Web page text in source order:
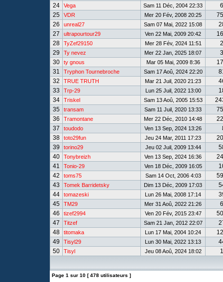
24
Vega Sam 11 Déc, 2004 22:33
25
VDR Mer 20 Fév, 2008 20:25
26
unreal27 Sam 07 Mai, 2022 15:08
27
ultrapourtour29 Ven 22 Mai, 2009 20:42
28
TyZef29150 Mer 28 Fév, 2024 11:51
29
Ty nevez Mer 22 Jan, 2025 18:07
30
ty gnous Mar 05 Mai, 2009 8:36
31
Tryphon Tournebroche Sam 17 Aoû, 2024 22:20
32
TRUE TRUTH Mar 21 Juil, 2020 21:23
33
Trp-29 Lun 25 Juil, 2022 13:00
34
Triskel Sam 13 Aoû, 2005 15:53
35
transam Sam 11 Juil, 2020 13:33
36
Tramontane Mer 22 Déc, 2010 14:48
37
toudodo Ven 13 Sep, 2024 13:26
38
toto29fun Jeu 24 Mar, 2011 17:23
39
torino29 Jeu 02 Juil, 2009 13:44
40
Tonybreizh Ven 13 Sep, 2024 16:36
41
Tonio-29 Ven 18 Déc, 2009 16:05
42
toms75 Sam 14 Oct, 2006 4:03
43
Tomek Barridetsky Dim 13 Déc, 2009 17:03
44
tomazeski Lun 26 Mai, 2008 17:14
45
TM29 Mer 31 Aoû, 2022 21:26
46
tizef2994 Ven 20 Fév, 2015 23:47
47
Titzef Sam 21 Jan, 2012 22:07
48
titomaka Lun 17 Mai, 2004 10:24
49
Tisyl29 Lun 30 Mai, 2022 13:13
50
Tisyl Jeu 08 Aoû, 2024 18:02
Page 1 sur 10 [ 478 utilisateurs ]